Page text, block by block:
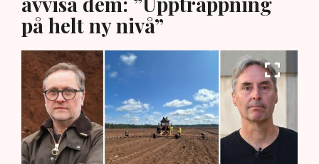
på helt ny nivå”